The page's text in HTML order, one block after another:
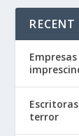
terror